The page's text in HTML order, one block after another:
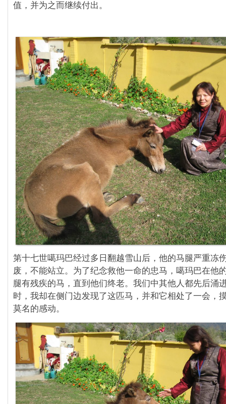
值，并为之而继续付出。
第十七世噶玛巴经过多日翻越雪山后，他的马腿严重冻
废，不能站立。为了纪念救他一命的忠马，噶玛巴在他
腿有残疾的马，直到他们终老。我们中其他人都先后涌
时，我却在侧门边发现了这匹马，并和它相处了一会，
莫名的感动。